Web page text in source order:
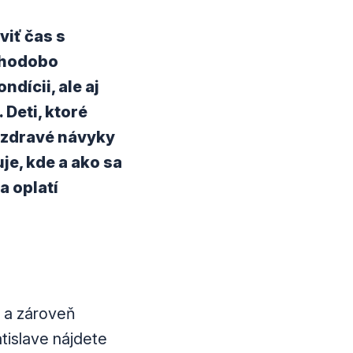
čas s
ale aj
Deti, ktoré
návyky
kde a ako sa
oplatí
zároveň
nájdete